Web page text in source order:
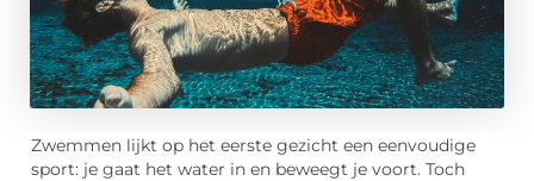
Zwemmen lijkt op het eerste gezicht een eenvoudige
sport: je gaat het water in en beweegt je voort. Toch